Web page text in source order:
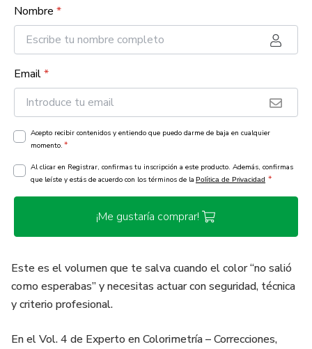
Nombre *
Email*
Acepto recibir contenidos y entiendo que puedo darme de baja en cualquier
momento. *
Al clicar en Registrar, confirmas tu inscripción a este producto. Además, confirmas
que leíste y estás de acuerdo con los términos de la Política de Privacidad *
¡Me gustaría comprar!
Este es el volumen que te salva cuando el color “no salió
como esperabas” y necesitas actuar con seguridad, técnica
y criterio profesional.
En el Vol. 4 de Experto en Colorimetría – Correcciones,